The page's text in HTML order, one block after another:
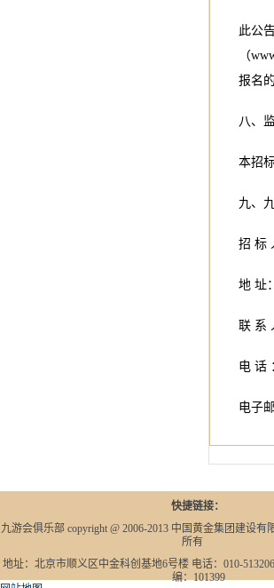
此公
（
报名
八、
本招
九、
招 标
地
联
电
电子
快捷链接：
九游会俱乐部 copyright @ 2006-2013 中国黄金集团建设
所有
地址：北京市顺义区中金科创基地6号楼 电话：010-
编：101399